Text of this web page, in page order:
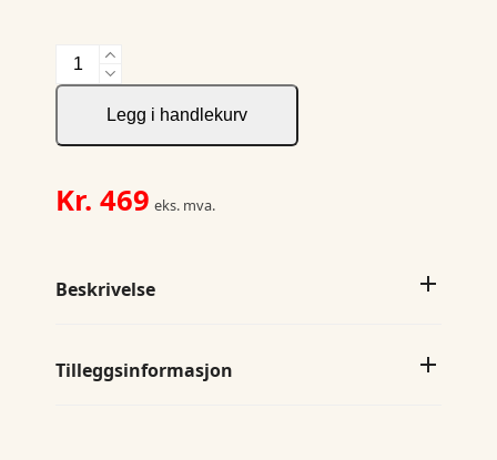
2326
Fleecejacket
Legg i handlekurv
Kr. 469 eks. mva.
Beskrivelse
Tilleggsinformasjon